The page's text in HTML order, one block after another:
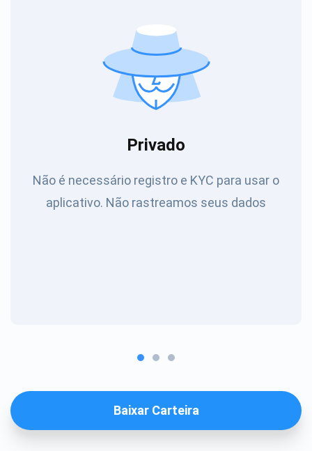
Privado
Não é necessário registro e KYC para usar o
aplicativo. Não rastreamos seus dados
Baixar Carteira